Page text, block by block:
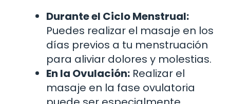
Durante el Ciclo Menstrual:
Puedes realizar el masaje en los
días previos a tu menstruación
para aliviar dolores y molestias.
En la Ovulación: Realizar el
masaje en la fase ovulatoria